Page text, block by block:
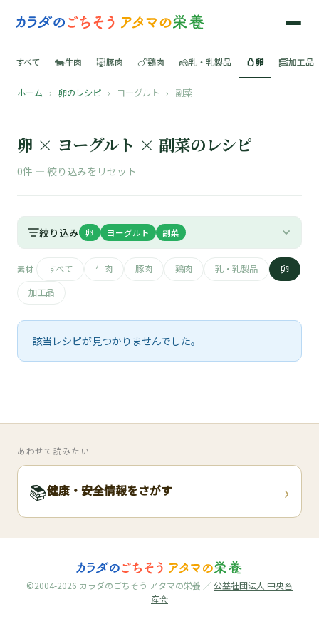
📚
🐄
🐷
🍗
🧀
すべて 🐄牛肉 🐷豚肉 🍗鶏肉 🧀乳・乳製品 🥚卵 🥓加工品
ホーム › 卵のレシピ › ヨーグルト › 副菜
卵 × ヨーグルト × 副菜のレシピ
0件 — 絞り込みをリセット
絞り込み 卵 ヨーグルト 副菜
素材 すべて 牛肉 豚肉 鶏肉 乳・乳製品
卵
加工品
該当レシピが見つかりませんでした。
あわせて読みたい
📚健康・安全情報をさがす ›
©2004-2026 カラダのごちそう アタマの栄養 ／公益社団法人 中央畜
産会